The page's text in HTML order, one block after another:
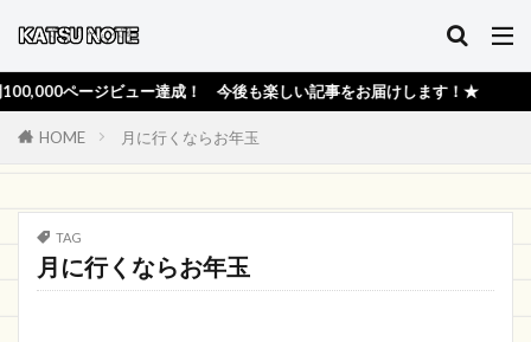
ページビュー達成！ 今後も楽しい記事をお届けします！★
HOME 月に行くならお年玉
TAG
月に行くならお年玉